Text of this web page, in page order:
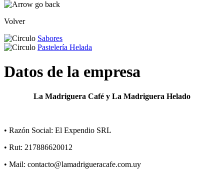
Volver
Sabores
Pastelería Helada
Datos de la empresa
La Madriguera Café y La Madriguera Helado
•⁠ ⁠Razón Social: El Expendio SRL
•⁠ ⁠Rut: 217886620012
•⁠ ⁠Mail: contacto@lamadrigueracafe.com.uy